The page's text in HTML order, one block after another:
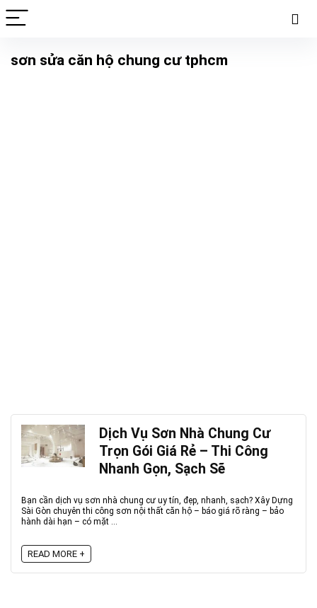
sơn sửa căn hộ chung cư tphcm
Dịch Vụ Sơn Nhà Chung Cư
Trọn Gói Giá Rẻ – Thi Công
Nhanh Gọn, Sạch Sẽ
Bạn cần dịch vụ sơn nhà chung cư uy tín, đẹp, nhanh, sạch? Xây Dựng
Sài Gòn chuyên thi công sơn nội thất căn hộ – báo giá rõ ràng – bảo
hành dài hạn – có mặt ...
READ MORE +